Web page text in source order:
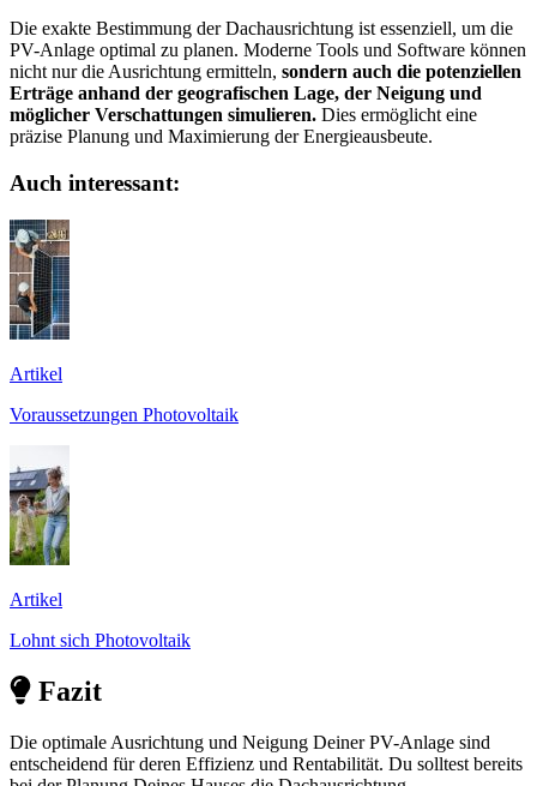
Die exakte Bestimmung der Dachausrichtung ist essenziell, um die
PV-Anlage optimal zu planen. Moderne Tools und Software können
nicht nur die Ausrichtung ermitteln, sondern auch die potenziellen
Erträge anhand der geografischen Lage, der Neigung und
möglicher Verschattungen simulieren. Dies ermöglicht eine
präzise Planung und Maximierung der Energieausbeute.
Auch interessant:
Artikel
Voraussetzungen Photovoltaik
Artikel
Lohnt sich Photovoltaik
Fazit
Die optimale Ausrichtung und Neigung Deiner PV-Anlage sind
entscheidend für deren Effizienz und Rentabilität. Du solltest bereits